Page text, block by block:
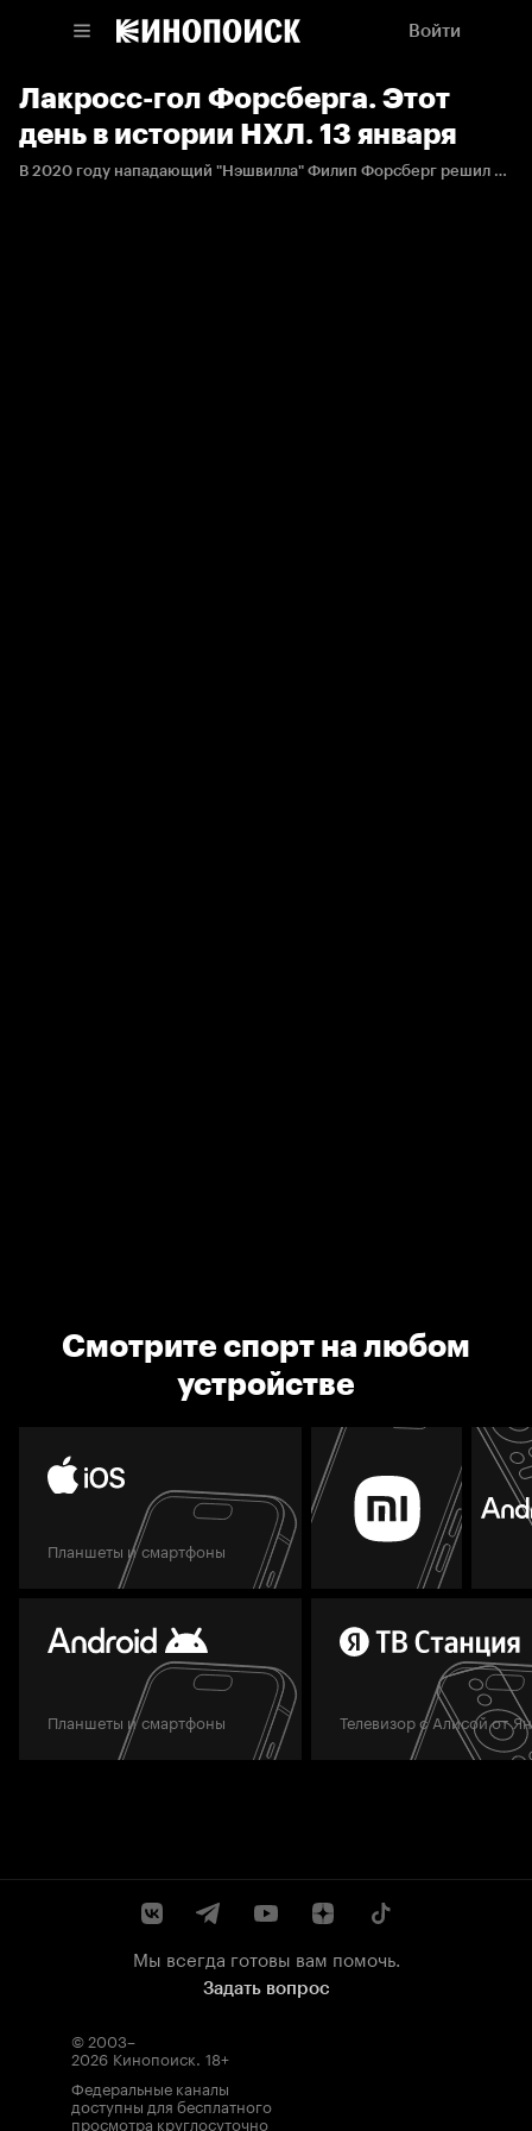
Войти
Лакросс-гол Форсберга. Этот
день в истории НХЛ. 13 января
В 2020 году нападающий "Нэшвилла" Филип Форсберг решил не отставать от Андрея Свечникова и тоже забил гол в стиле лакросс.
Смотрите спорт на любом
устройстве
Планшеты и смартфоны
Планшеты и смартфоны Телевизор с Алисой от
Мы всегда готовы вам помочь.
Задать вопрос
© 2003–
2026 Кинопоиск. 18+
Федеральные каналы
доступны для бесплатного
просмотра круглосуточно